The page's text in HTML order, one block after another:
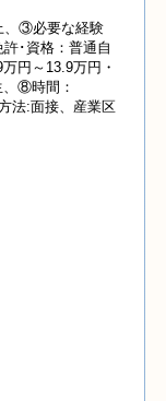
、③必要な経験
･資格：普通自
円～13.9万円・
⑧時間：
法:面接、産業区